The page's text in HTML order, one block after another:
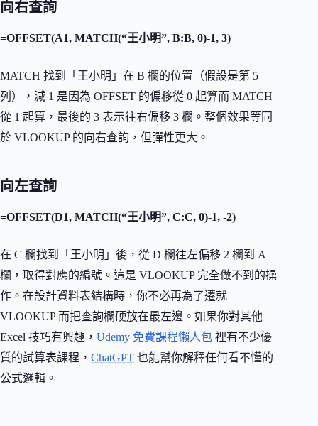
向右查詢
=OFFSET(A1, MATCH(“王小明”, B:B, 0)-1, 3)
MATCH 找到「王小明」在 B 欄的位置（假設是第 5
列），減 1 是因為 OFFSET 的偏移從 0 起算而 MATCH
從 1 起算，最後的 3 表示往右偏移 3 欄。整個效果等同
於 VLOOKUP 的向右查詢，但彈性更大。
向左查詢
=OFFSET(D1, MATCH(“王小明”, C:C, 0)-1, -2)
在 C 欄找到「王小明」後，從 D 欄往左偏移 2 欄到 A
欄，取得對應的編號。這是 VLOOKUP 完全做不到的操
作。在設計資料表結構時，你不必再為了遷就
VLOOKUP 而把查詢欄硬放在最左邊。如果你對其他
Excel 技巧有興趣， Udemy 免費課程懶人包 裡有不少優
質的試算表課程， ChatGPT 也能幫你解釋任何看不懂的
公式邏輯。